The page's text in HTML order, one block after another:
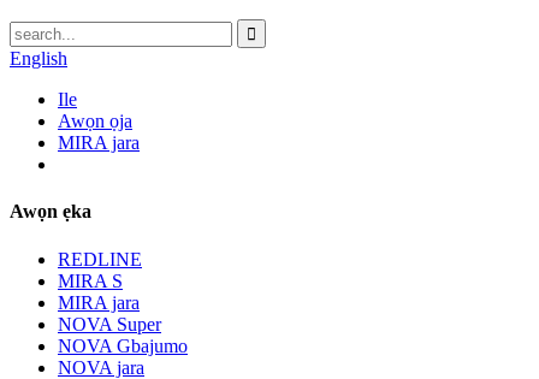
English
Ile
Awọn ọja
MIRA jara
Awọn ẹka
REDLINE
MIRA S
MIRA jara
NOVA Super
NOVA Gbajumo
NOVA jara